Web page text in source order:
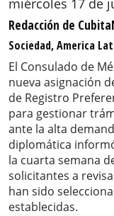
miércoles 17 de
Redacción de
Sociedad, America
El Consulado de
nueva asignación
de Registro
para gestionar
ante la alta
diplomática
la cuarta semana
solicitantes a
han sido
establecidas.